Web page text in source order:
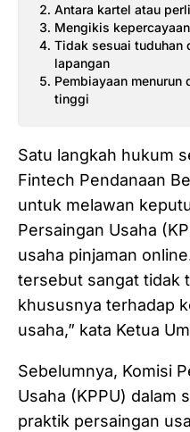
Antara kartel atau
Mengikis
Tidak sesuai tuduhan
lapangan
Pembiayaan menurun
tinggi
Satu langkah hukum
Fintech Pendanaan
untuk melawan
Persaingan Usaha
usaha pinjaman
tersebut sangat tidak
khususnya terhadap
usaha,” kata Ketua
Sebelumnya, Komisi
Usaha (KPPU) dalam
praktik persaingan